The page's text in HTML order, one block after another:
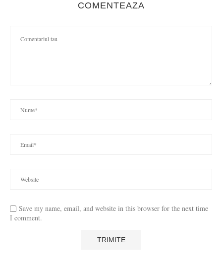
COMENTEAZA
Save my name, email, and website in this browser for the next time
I comment.